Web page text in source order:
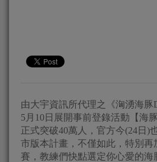
由大宇資訊所代理之《洶湧海豚
5月10日展開事前登錄活動【海
正式突破40萬人，官方今(24日)
市版本計畫，不僅如此，特別再
賽，教練們快點選定你心愛的海